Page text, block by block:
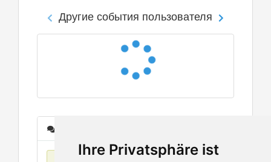
Ihre Privatsphäre ist
Другие события пользователя